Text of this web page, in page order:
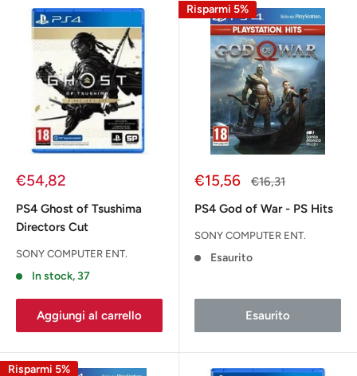
Prezzo
€54,82
PS4 Ghost of Tsushima
Directors Cut
SONY COMPUTER ENT.
In stock, 37
Aggiungi al carrello
Risparmi 5%
Prezzo
€15,56 Prezzo
€16,31
PS4 God of War - PS Hits
SONY COMPUTER ENT.
Esaurito
Esaurito
Risparmi 5%